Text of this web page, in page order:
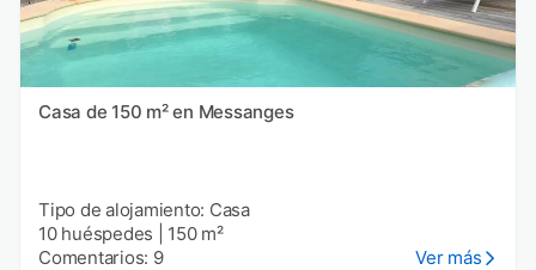
Casa de 150 m² en Messanges
Tipo de alojamiento: Casa
10 huéspedes
150 m²
Comentarios: 9
Ver más